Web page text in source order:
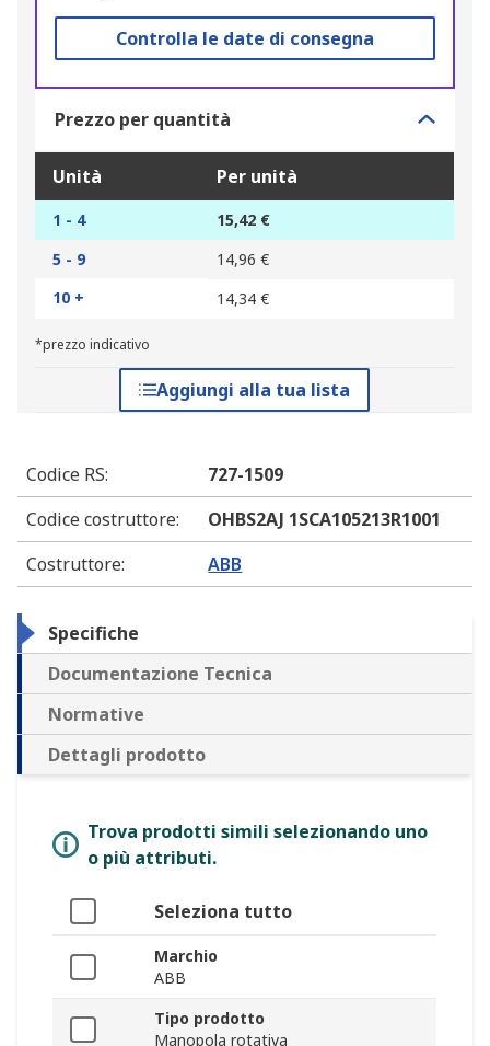
Controlla le date di consegna
Prezzo per quantità
Unità Per unità
1 - 4
15,42 €
5 - 9
14,96 €
10 +
14,34 €
*prezzo indicativo
Aggiungi alla tua lista
Codice RS:
727-1509
Codice costruttore:
OHBS2AJ 1SCA105213R1001
Costruttore: ABB
Specifiche
Documentazione Tecnica
Normative
Dettagli prodotto
Trova prodotti simili selezionando uno
o più attributi.
Seleziona tutto
Marchio
ABB
Tipo prodotto
Manopola rotativa